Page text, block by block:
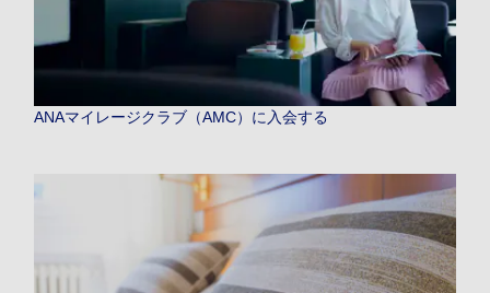
ANAマイレージクラブ（AMC）に入会する